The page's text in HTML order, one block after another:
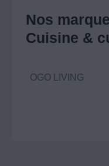
Nos
Cuisine &
OGO LIVING